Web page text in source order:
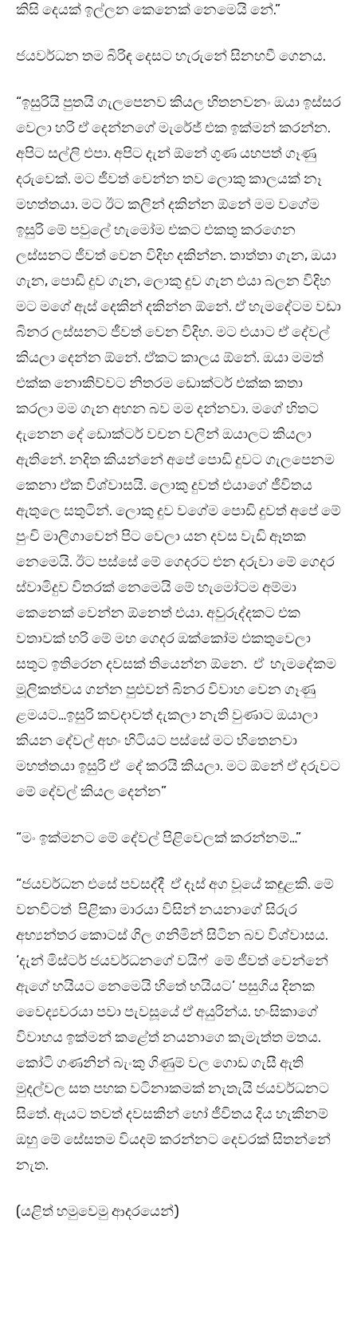
කිසි දෙයක් ඉල්ලන කෙනෙක් නෙමෙයි නේ.”
ජයවර්ධන තම බිරිඳ දෙසට හැරුනේ සිනහවී ගෙනය.
“ඉසුරියි පුතයි ගැලපෙනව කියල හිතනවනං ඔයා ඉස්සර
වෙලා හරි ඒ දෙන්නගේ මැරේජ් එක ඉක්මන් කරන්න.
අපිට සල්ලි එපා. අපිට දැන් ඕනේ ගුණ යහපත් ගෑණු
දරුවෙක්. මට ජීවත් වෙන්න තව ලොකු කාලයක් නෑ
මහත්තයා. මට ඊට කලින් දකින්න ඕනේ මම වගේම
ඉසුරි මේ පවුලේ හැමෝම එකට එකතු කරගෙන
ලස්සනට ජීවත් වෙන විදිහ දකින්න. තාත්තා ගැන, ඔයා
ගැන, පොඩි දුව ගැන, ලොකු දුව ගැන එයා බලන විදිහ
මට මගේ ඇස් දෙකින් දකින්න ඕනේ. ඒ හැමදේටම වඩා
බිනර ලස්සනට ජීවත් වෙන විදිහ. මට එයාට ඒ දේවල්
කියලා දෙන්න ඕනේ. ඒකට කාලය ඕනේ. ඔයා මමත්
එක්ක නොකිව්වට නිතරම ඩොක්ටර් එක්ක කතා
කරලා මම ගැන අහන බව මම දන්නවා. මගේ හිතට
දැනෙන දේ ඩොක්ටර් වචන වලින් ඔයාලට කියලා
ඇතිනේ. නදිත කියන්නේ අපේ පොඩි දුවට ගැලපෙනම
කෙනා ඒක විශ්වාසයි. ලොකු දුවත් එයාගේ ජීවිතය
ඇතුලෙ සතුටින්. ලොකු දුව වගේම පොඩි දුවත් අපේ මේ
පුංචි මාලිගාවෙන් පිට වෙලා යන දවස වැඩි ඈතක
නෙමෙයි. ඊට පස්සේ මේ ගෙදරට එන දරුවා මේ ගෙදර
ස්වාමිදුව විතරක් නෙමෙයි මේ හැමෝටම අම්මා
කෙනෙක් වෙන්න ඕනෙත් එයා. අවුරුද්දකට එක
වතාවක් හරි මේ මහ ගෙදර ඔක්කෝම එකතුවෙලා
සතුට ඉතිරෙන දවසක් තියෙන්න ඕනෙ. ඒ හැමදේකම
මූලිකත්වය ගන්න පුළුවන් බිනර විවාහ වෙන ගෑණු
ළමයට…ඉසුරි කවදාවත් දැකලා නැති වුණාට ඔයාලා
කියන දේවල් අහං හිටියට පස්සේ මට හිතෙනවා
මහත්තයා ඉසුරි ඒ දේ කරයි කියලා. මට ඕනේ ඒ දරුවට
මේ දේවල් කියල දෙන්න”
“මං ඉක්මනට මේ දේවල් පිළිවෙලක් කරන්නම්…”
“ජයවර්ධන එසේ පවසද්දී ඒ දෑස් අග වූයේ කඳුළකි. මේ
වනවිටත් පිළිකා මාරයා විසින් නයනාගේ සිරුර
අභ්‍යන්තර කොටස් ගිල ගනිමින් සිටින බව විශ්වාසය.
‘දැන් මිස්ටර් ජයවර්ධනගේ වයිෆ් මේ ජීවත් වෙන්නේ
ඇගේ හයියට නෙමෙයි හිතේ හයියට’ පසුගිය දිනක
වෛද්‍යවරයා පවා පැවසූයේ ඒ අයුරින්ය. හංසිකාගේ
විවාහය ඉක්මන් කළේත් නයනාගෙ කැමැත්ත මතය.
කෝටි ගණනින් බැංකු ගිණුම් වල ගොඩ ගැසී ඇති
මුදල්වල සත පහක වටිනාකමක් නැතැයි ජයවර්ධනට
සිතේ. ඇයට තවත් දවසකින් හෝ ජීවිතය දිය හැකිනම්
ඔහු මේ සේසතම වියදම් කරන්නට දෙවරක් සිතන්නේ
නැත.
(යළිත් හමුවෙමු ආදරයෙන්)